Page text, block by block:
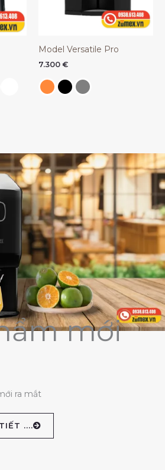
Model Versatile Pro
7.300 €
mới
ra mắt
....